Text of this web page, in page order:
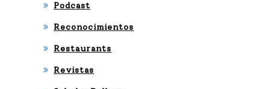
Podcast
Reconocimientos
Restaurants
Revistas